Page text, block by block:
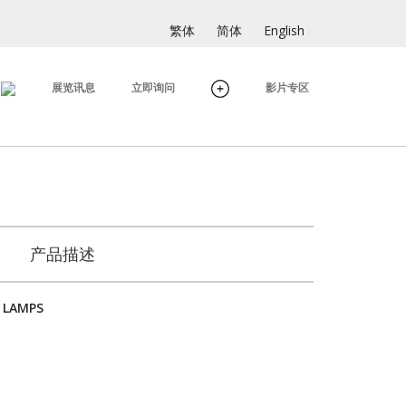
繁体 简体 English
展览讯息 立即询问 影片专区
产品描述